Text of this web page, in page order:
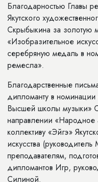
Благодарностью Главы
Якутского
Скрыбыкина за золотую
«Изобразительное
серебряную медаль в
ремесла».
Благодарственные
дипломанту в
Высшей школы музыки»
направлении
коллективу «Эйгэ»
искусства
преподавателям,
дипломантов Игр,
Силиной.